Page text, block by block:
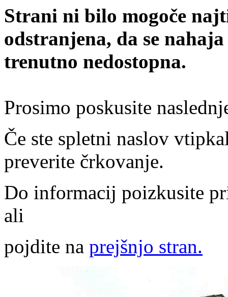
Strani ni bilo mogoče
odstranjena, da se
trenutno nedostopna.
Prosimo poskusite
Če ste spletni naslov
preverite črkovanje.
Do informacij poizkusite
ali
pojdite na prejšnjo stran.